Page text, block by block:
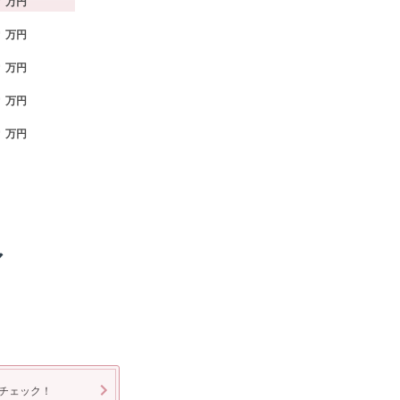
万円
万円
万円
万円
ェック！